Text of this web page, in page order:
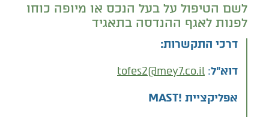
לשם הטיפול על בעל הנכס או מיופה כוחו
לפנות לאגף ההנדסה בתאגיד
דרכי התקשרות:
דוא"ל:
tofes2@mey7.co.il
אפליקציית !MAST